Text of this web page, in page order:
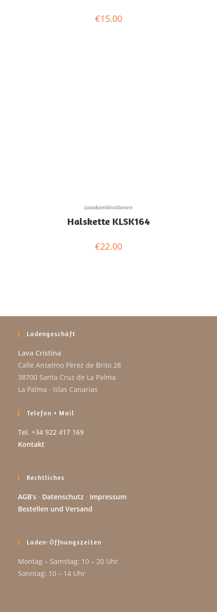
€15.00
Lavakombinationen
Halskette KLSK164
€22.00
Ladengeschäft
Lava Cristina
Calle Anselmo Pérez de Brito 28
38700 Santa Cruz de La Palma
La Palma · Islas Canarias
Telefon + Mail
Tel. +34 922 417 169
Kontakt
Rechtliches
AGB’s · Datenschutz · Impressum
Bestellen und Versand
Laden-Öffnungszeiten
Montag – Samstag: 10 – 20 Uhr
Sonntag: 10 – 14 Uhr